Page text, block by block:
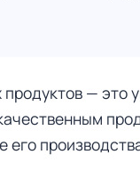
— это
его